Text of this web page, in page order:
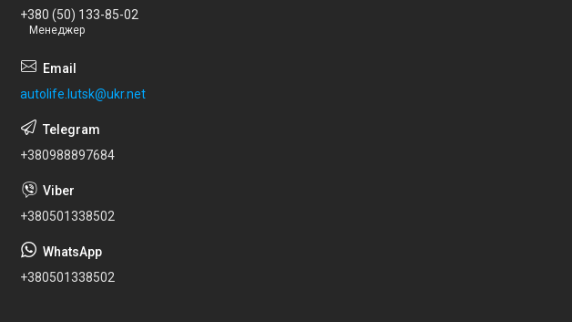
+380 (50) 133-85-02
Менеджер
autolife.lutsk@ukr.net
+380988897684
+380501338502
+380501338502